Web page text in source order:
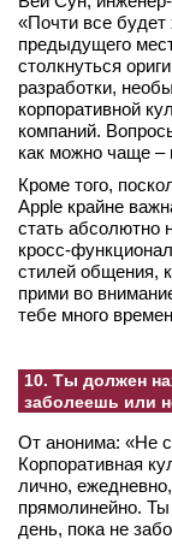
«Почти все будет
предыдущего
столкнуться
разработки,
корпоративной
компаний.
как можно чаще –
Кроме того,
Apple крайне
стать абсолютно
кросс-
стилей общения,
прими во
тебе много
10. Ты должен
заболеешь или
От анонима: «Не
Корпоративная
лично,
прямолинейно.
день, пока не